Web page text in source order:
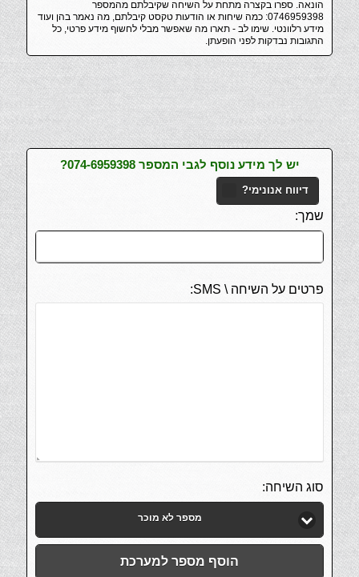
הונאה. ספרו בקצרה מתחת על השיחה שקיבלתם מהמספר
0746959398: כמה שיחות או הודעות טקסט קיבלתם, מה נאמר בהן ועוד
מידע רלוונטי. שימו לב - תארו מה שאפשר מבלי לחשוף מידע פרטי, כל
התגובות נבדקות לפני הופעתן.
יש לך מידע נוסף לגבי המספר 074-6959398?
דיווח אנונימי?
שמך:
פרטים על השיחה \ SMS:
סוג השיחה:
מספר לא מוכר
הוסף מספר למערכת